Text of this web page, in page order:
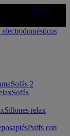
AQUÍ
Sofás 2
Sofás
Sillones relax
Puffs con